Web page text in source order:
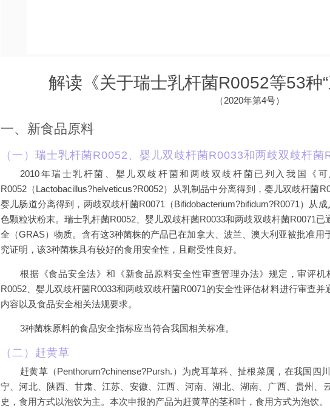
解读《关于瑞士乳杆菌R0052等53种“
（2020年第4号）
一、新食品原料
（一）瑞士乳杆菌R0052、婴儿双歧杆菌R0033和两歧双歧杆菌
2010年瑞士乳杆菌、婴儿双歧杆菌和两歧双歧杆菌已列入我国《
R0052（Lactobacillus?helveticus?R0052）从乳制品中分离得到，婴儿双歧杆菌
婴儿肠道分离得到，两歧双歧杆菌R0071（Bifidobacterium?bifidum?R0071）从
色颗粒状粉末。瑞士乳杆菌R0052、婴儿双歧杆菌R0033和两歧双歧杆菌R0071
全（GRAS）物质。含有这3种菌株的产品已在加拿大、波兰、澳大利亚被批准
究证明，该3种菌株具有较好的食用安全性，且耐受性良好。
根据《食品安全法》和《新食品原料安全性审查管理办法》规定，审评
R0052、婴儿双歧杆菌R0033和两歧双歧杆菌R0071的安全性评估材料进行审查
内容以及食品安全相关法规要求。
3种菌株原料的食品安全指标应当符合我国相关标准。
（二）赶黄草
赶黄草（Penthorum?chinense?Pursh.）为虎耳草科、扯根菜属，在我国四
宁、河北、陕西、甘肃、江苏、安徽、江西、河南、湖北、湖南、广西、贵州、
史，食用方式以泡饮为主。本次申报的产品为赶黄草的茎和叶，食用方式为泡饮。